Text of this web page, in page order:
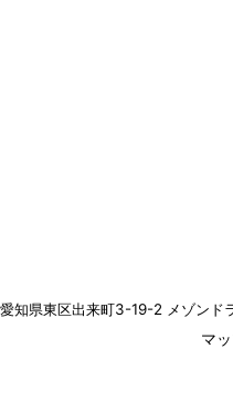
愛知県東区出来町3-19-2 メゾンド
マ